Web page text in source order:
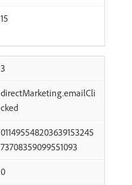
15
3
directMarketing.emailCli
cked
011495548203639153245
73708359099551093
0